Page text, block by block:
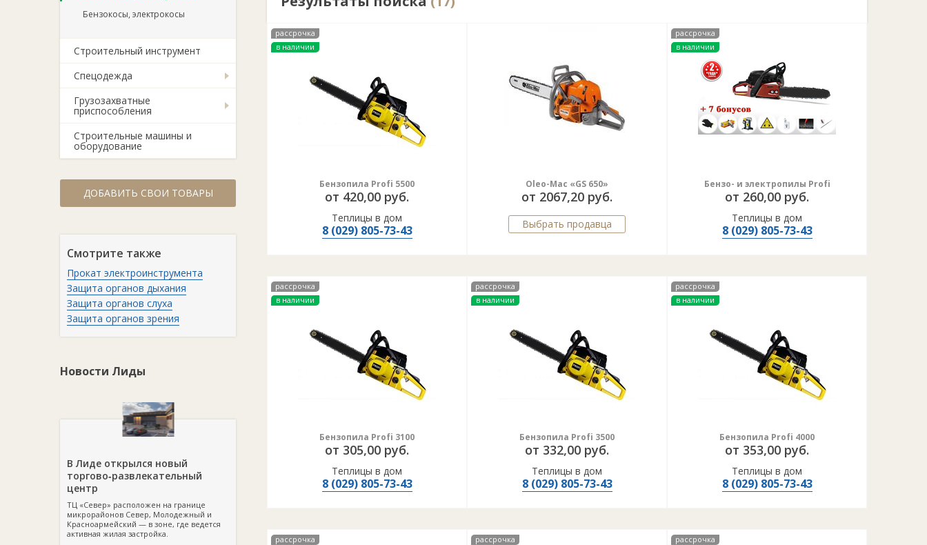
Бензокосы, электрокосы
Строительный инструмент
Спецодежда
Грузозахватные
приспособления
Строительные машины и
оборудование
ДОБАВИТЬ СВОИ ТОВАРЫ
Смотрите также
Прокат электроинструмента
Защита органов дыхания
Защита органов слуха
Защита органов зрения
Новости Лиды
В Лиде открылся новый
торгово‑развлекательный
центр
ТЦ «Север» расположен на границе
микрорайонов Север, Молодежный и
Красноармейский — в зоне, где ведется
активная жилая застройка.
рассрочка
в наличии
Бензопила Profi 5500
от 420,00 руб.
Теплицы в дом
8 (029) 805-73-43
Oleo-Mac «GS 650»
от 2067,20 руб.
Выбрать продавца
рассрочка
в наличии
Бензо- и электропилы Profi
от 260,00 руб.
Теплицы в дом
8 (029) 805-73-43
рассрочка
в наличии
Бензопила Profi 3100
от 305,00 руб.
Теплицы в дом
8 (029) 805-73-43
рассрочка
в наличии
Бензопила Profi 3500
от 332,00 руб.
Теплицы в дом
8 (029) 805-73-43
рассрочка
в наличии
Бензопила Profi 4000
от 353,00 руб.
Теплицы в дом
8 (029) 805-73-43
рассрочка
рассрочка
рассрочка